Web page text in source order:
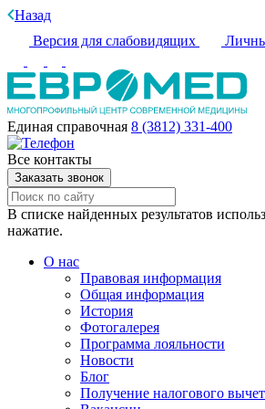
Назад
Версия для слабовидящих
Единая справочная 8 (3812) 331-400
Все контакты
Заказать звонок
В списке найденных результатов
нажатие.
О нас
Правовая информация
Общая информация
История
Фотогалерея
Программа лояльности
Новости
Блог
Получение налогового